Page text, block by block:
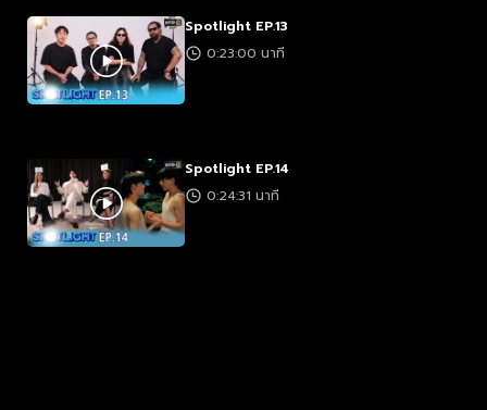
Spotlight EP.13
0:23:00 นาที
Spotlight EP.14
0:24:31 นาที